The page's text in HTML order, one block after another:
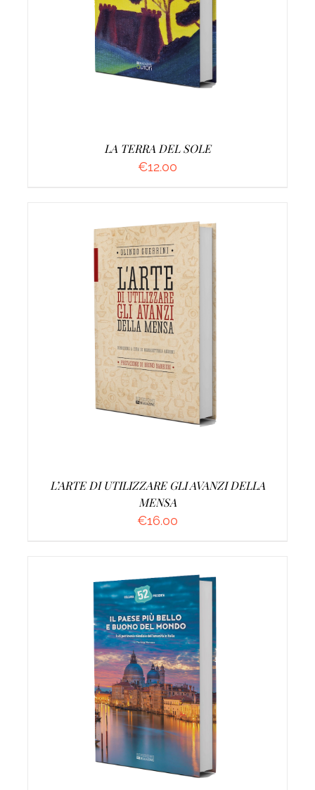
LA TERRA DEL SOLE
€12.00
AGGIUNGI AL CARRELLO /
L’ARTE DI UTILIZZARE GLI AVANZI DELLA
MENSA
€16.00
AGGIUNGI AL CARRELLO /